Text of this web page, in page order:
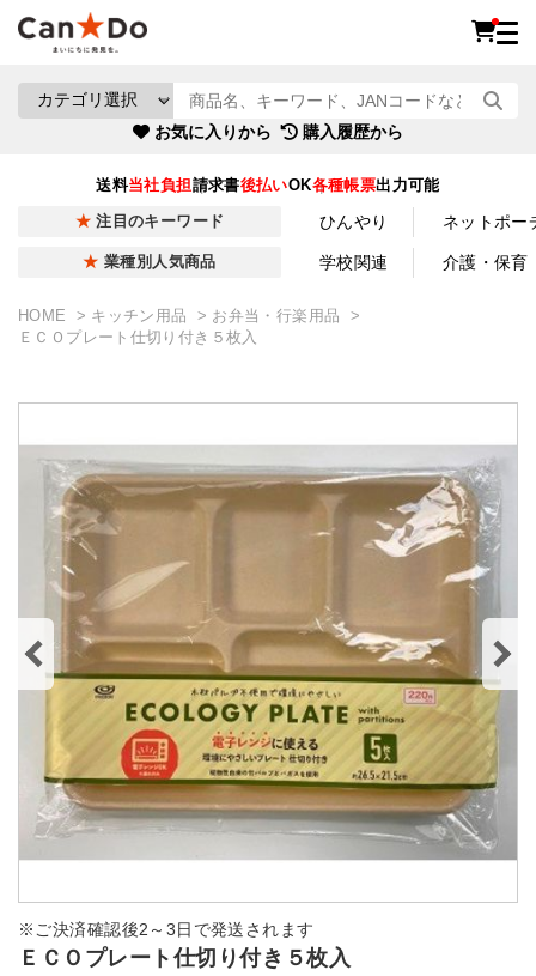
お気に入りから 購入履歴から
送料当社負担請求書後払いOK各種帳票出力可能
注目のキーワード ひんやり ネットポー
業種別人気商品 学校関連 介護・保育
HOME キッチン用品
お弁当・行楽用品
ＥＣＯプレート仕切り付き５枚入
※ご決済確認後2～3日で発送されます
ＥＣＯプレート仕切り付き５枚入